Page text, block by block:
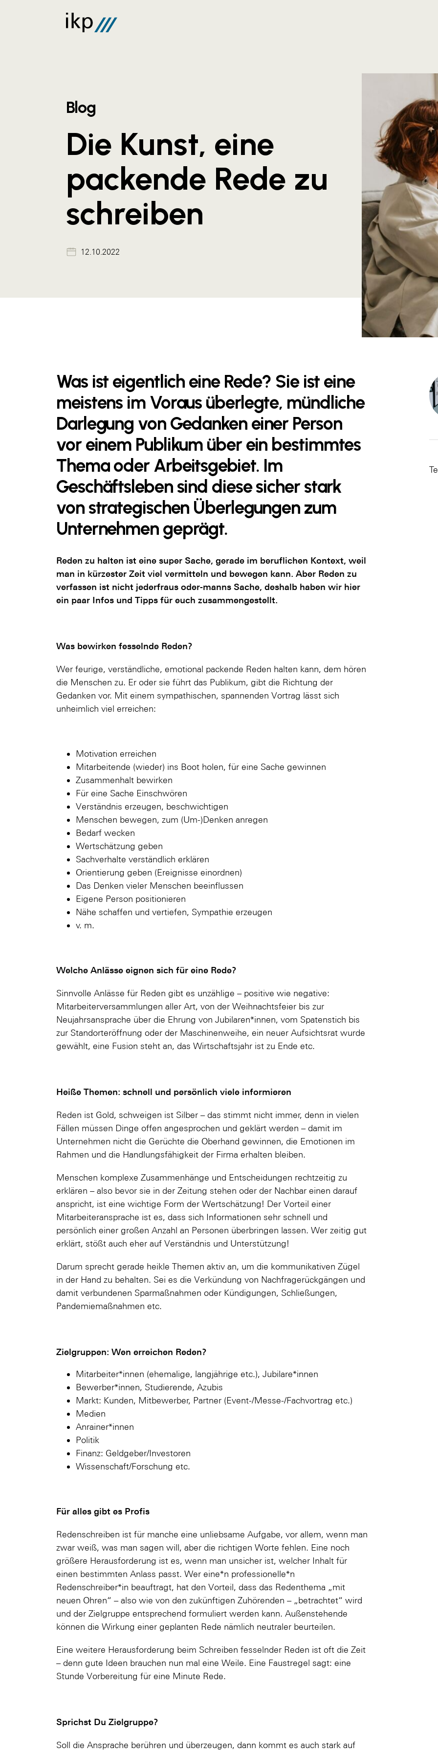
Blog
Die Kunst, eine
packende Rede zu
schreiben
12.10.2022
Was ist eigentlich eine Rede? Sie ist eine
meistens im Voraus überlegte, mündliche
Darlegung von Gedanken einer Person
vor einem Publikum über ein bestimmtes
Thema oder Arbeitsgebiet. Im
Geschäftsleben sind diese sicher stark
von strategischen Überlegungen zum
Unternehmen geprägt.
Reden zu halten ist eine super Sache, gerade im beruflichen Kontext, weil
man in kürzester Zeit viel vermitteln und bewegen kann. Aber Reden zu
verfassen ist nicht jederfraus oder-manns Sache, deshalb haben wir hier
ein paar Infos und Tipps für euch zusammengestellt.
Was bewirken fesselnde Reden?
Wer feurige, verständliche, emotional packende Reden halten kann, dem hören
die Menschen zu. Er oder sie führt das Publikum, gibt die Richtung der
Gedanken vor. Mit einem sympathischen, spannenden Vortrag lässt sich
unheimlich viel erreichen:
Motivation erreichen
Mitarbeitende (wieder) ins Boot holen, für eine Sache gewinnen
Zusammenhalt bewirken
Für eine Sache Einschwören
Verständnis erzeugen, beschwichtigen
Menschen bewegen, zum (Um-)Denken anregen
Bedarf wecken
Wertschätzung geben
Sachverhalte verständlich erklären
Orientierung geben (Ereignisse einordnen)
Das Denken vieler Menschen beeinflussen
Eigene Person positionieren
Nähe schaffen und vertiefen, Sympathie erzeugen
v. m.
Welche Anlässe eignen sich für eine Rede?
Sinnvolle Anlässe für Reden gibt es unzählige – positive wie negative:
Mitarbeiterversammlungen aller Art, von der Weihnachtsfeier bis zur
Neujahrsansprache über die Ehrung von Jubilaren*innen, vom Spatenstich bis
zur Standorteröffnung oder der Maschinenweihe, ein neuer Aufsichtsrat wurde
gewählt, eine Fusion steht an, das Wirtschaftsjahr ist zu Ende etc.
Heiße Themen: schnell und persönlich viele informieren
Reden ist Gold, schweigen ist Silber – das stimmt nicht immer, denn in vielen
Fällen müssen Dinge offen angesprochen und geklärt werden – damit im
Unternehmen nicht die Gerüchte die Oberhand gewinnen, die Emotionen im
Rahmen und die Handlungsfähigkeit der Firma erhalten bleiben.
Menschen komplexe Zusammenhänge und Entscheidungen rechtzeitig zu
erklären – also bevor sie in der Zeitung stehen oder der Nachbar einen darauf
anspricht, ist eine wichtige Form der Wertschätzung! Der Vorteil einer
Mitarbeiteransprache ist es, dass sich Informationen sehr schnell und
persönlich einer großen Anzahl an Personen überbringen lassen. Wer zeitig gut
erklärt, stößt auch eher auf Verständnis und Unterstützung!
Darum sprecht gerade heikle Themen aktiv an, um die kommunikativen Zügel
in der Hand zu behalten. Sei es die Verkündung von Nachfragerückgängen und
damit verbundenen Sparmaßnahmen oder Kündigungen, Schließungen,
Pandemiemaßnahmen etc.
Zielgruppen: Wen erreichen Reden?
Mitarbeiter*innen (ehemalige, langjährige etc.), Jubilare*innen
Bewerber*innen, Studierende, Azubis
Markt: Kunden, Mitbewerber, Partner (Event-/Messe-/Fachvortrag etc.)
Medien
Anrainer*innen
Politik
Finanz: Geldgeber/Investoren
Wissenschaft/Forschung etc.
Für alles gibt es Profis
Redenschreiben ist für manche eine unliebsame Aufgabe, vor allem, wenn man
zwar weiß, was man sagen will, aber die richtigen Worte fehlen. Eine noch
größere Herausforderung ist es, wenn man unsicher ist, welcher Inhalt für
einen bestimmten Anlass passt. Wer eine*n professionelle*n
Redenschreiber*in beauftragt, hat den Vorteil, dass das Redenthema „mit
neuen Ohren“ – also wie von den zukünftigen Zuhörenden – „betrachtet“ wird
und der Zielgruppe entsprechend formuliert werden kann. Außenstehende
können die Wirkung einer geplanten Rede nämlich neutraler beurteilen.
Eine weitere Herausforderung beim Schreiben fesselnder Reden ist oft die Zeit
– denn gute Ideen brauchen nun mal eine Weile. Eine Faustregel sagt: eine
Stunde Vorbereitung für eine Minute Rede.
Sprichst Du Zielgruppe?
Soll die Ansprache berühren und überzeugen, dann kommt es auch stark auf